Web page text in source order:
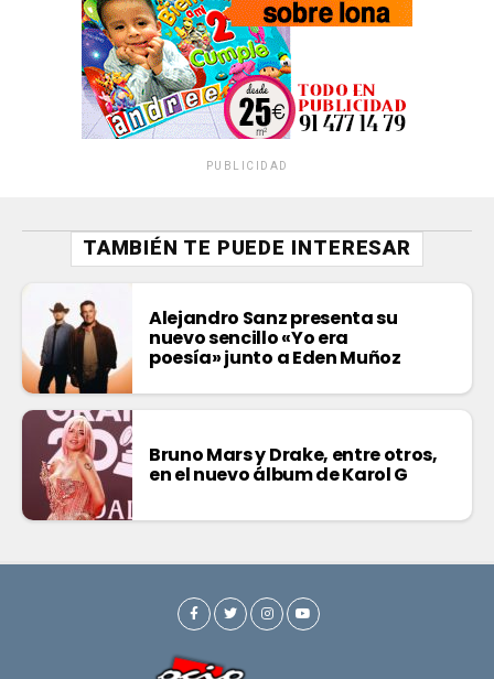
PUBLICIDAD
TAMBIÉN TE PUEDE INTERESAR
Alejandro Sanz presenta su
nuevo sencillo «Yo era
poesía» junto a Eden Muñoz
Bruno Mars y Drake, entre otros,
en el nuevo álbum de Karol G